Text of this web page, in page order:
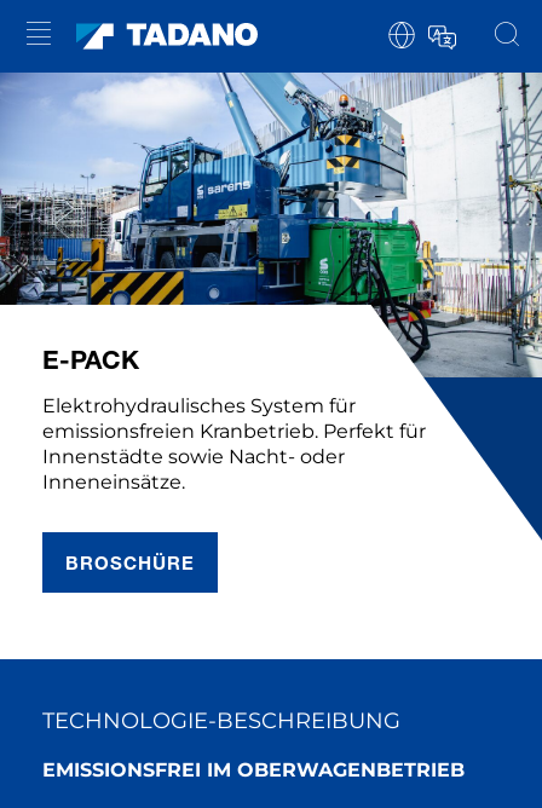
E-PACK
Elektrohydraulisches System für
emissionsfreien Kranbetrieb. Perfekt für
Innenstädte sowie Nacht- oder
Inneneinsätze.
BROSCHÜRE
TECHNOLOGIE-BESCHREIBUNG
EMISSIONSFREI IM OBERWAGENBETRIEB